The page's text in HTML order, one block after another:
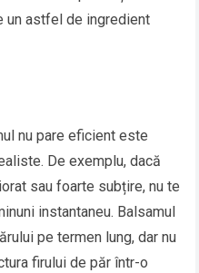
un astfel de ingredient
nu pare eficient este
De exemplu, dacă
sau foarte subțire, nu te
instantaneu. Balsamul
pe termen lung, dar nu
firului de păr într-o